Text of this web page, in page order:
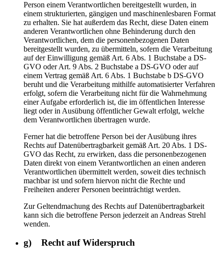
Person einem Verantwortlichen bereitgestellt wurden, in
einem strukturierten, gängigen und maschinenlesbaren Format
zu erhalten. Sie hat außerdem das Recht, diese Daten einem
anderen Verantwortlichen ohne Behinderung durch den
Verantwortlichen, dem die personenbezogenen Daten
bereitgestellt wurden, zu übermitteln, sofern die Verarbeitung
auf der Einwilligung gemäß Art. 6 Abs. 1 Buchstabe a DS-
GVO oder Art. 9 Abs. 2 Buchstabe a DS-GVO oder auf
einem Vertrag gemäß Art. 6 Abs. 1 Buchstabe b DS-GVO
beruht und die Verarbeitung mithilfe automatisierter Verfahren
erfolgt, sofern die Verarbeitung nicht für die Wahrnehmung
einer Aufgabe erforderlich ist, die im öffentlichen Interesse
liegt oder in Ausübung öffentlicher Gewalt erfolgt, welche
dem Verantwortlichen übertragen wurde.
Ferner hat die betroffene Person bei der Ausübung ihres
Rechts auf Datenübertragbarkeit gemäß Art. 20 Abs. 1 DS-
GVO das Recht, zu erwirken, dass die personenbezogenen
Daten direkt von einem Verantwortlichen an einen anderen
Verantwortlichen übermittelt werden, soweit dies technisch
machbar ist und sofern hiervon nicht die Rechte und
Freiheiten anderer Personen beeinträchtigt werden.
Zur Geltendmachung des Rechts auf Datenübertragbarkeit
kann sich die betroffene Person jederzeit an Andreas Strehl
wenden.
g) Recht auf Widerspruch